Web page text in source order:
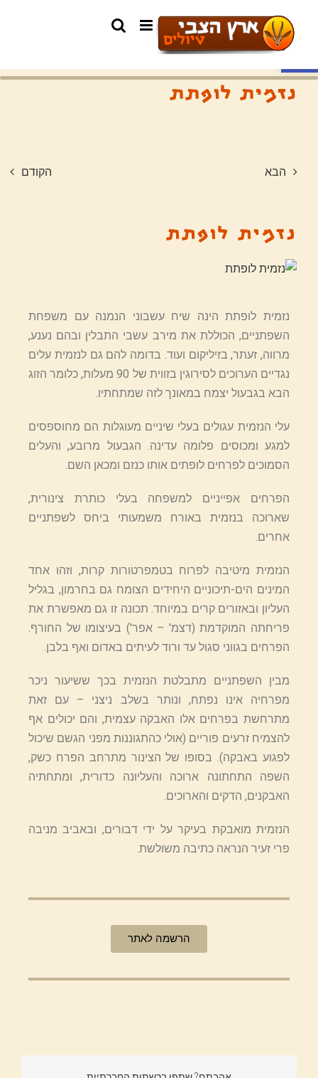
פתח סרגל נגישות
נזמית לופתת
הקודם הבא
נזמית לופתת
נזמית לופתת הינה שיח עשבוני הנמנה עם משפחת
השפתניים, הכוללת את מירב עשבי התבלין ובהם נענע,
מרווה, זעתר, בזיליקום ועוד. בדומה להם גם לנזמית עלים
נגדיים הערוכים לסירוגין בזווית של 90 מעלות, כלומר הזוג
הבא בגבעול יצמח במאונך לזה שמתחתיו.
עלי הנזמית עגולים בעלי שיניים מעוגלות הם מחוספסים
למגע ומכוסים פלומה עדינה. הגבעול מרובע, והעלים
הסמוכים לפרחים לופתים אותו כנזם ומכאן השם.
הפרחים אפייניים למשפחה בעלי כותרת צינורית,
שארוכה בנזמית באורח משמעותי ביחס לשפתניים
אחרים.
הנזמית מיטיבה לפרוח בטמפרטורות קרות, וזהו אחד
המינים הים-תיכוניים היחידים הצומח גם בחרמון, בגליל
העליון ובאזורים קרים במיוחד. תכונה זו גם מאפשרת את
פריחתה המוקדמת (דצמ' – אפר') בעיצומו של החורף.
הפרחים בגווני סגול עד ורוד לעיתים באדום ואף בלבן.
מבין השפתניים מתבלטת הנזמית בכך ששיעור ניכר
מפרחיה אינו נפתח, ונותר בשלב ניצני – עם זאת
מתרחשת בפרחים אלו האבקה עצמית, והם יכולים אף
להצמיח זרעים פוריים (אולי כהתגוננות מפני הגשם שיכול
לפגוע באבקה). בסופו של הצינור מתרחב הפרח כשק,
השפה התחתונה ארוכה והעליונה כדורית, ומתחתיה
האבקנים, הדקים והארוכים.
הנזמית מואבקת בעיקר על ידי דבורים, ובאביב מניבה
פרי זעיר הנראה כתיבה משולשת.
הרשמה לאתר